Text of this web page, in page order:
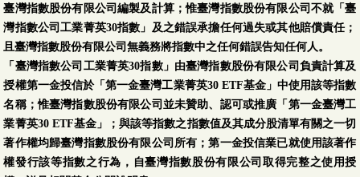
臺灣指數股份有限公司編製及計算；惟臺灣指數股份有限公司不就「臺
灣指數公司工業菁英30指數」及之錯誤承擔任何過失或其他賠償責任；
且臺灣指數股份有限公司無義務將指數中之任何錯誤告知任何人。
「臺灣指數公司工業菁英30指數」由臺灣指數股份有限公司負責計算及
授權第一金投信於「第一金臺灣工業菁英30 ETF基金」中使用該等指數
名稱；惟臺灣指數股份有限公司並未贊助、認可或推廣「第一金臺灣工
業菁英30 ETF基金」；與該等指數之指數值及其成分股清單有關之一切
著作權均歸臺灣指數股份有限公司所有；第一金投信業已就使用該著作
權發行該等指數之行為，自臺灣指數股份有限公司取得完整之使用授